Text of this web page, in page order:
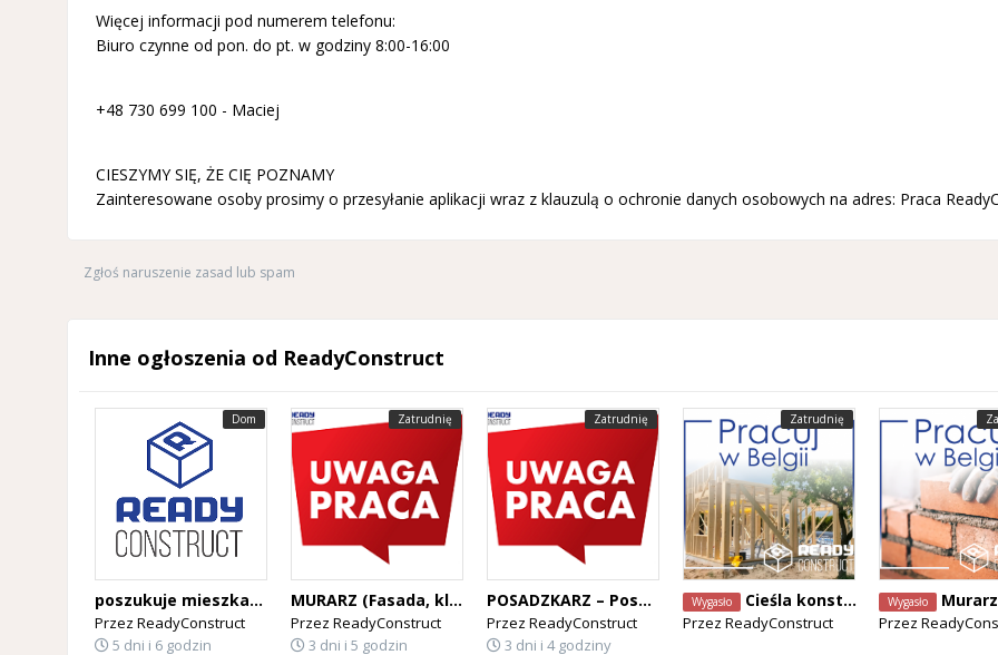
Więcej informacji pod numerem telefonu:
Biuro czynne od pon. do pt. w godziny 8:00-16:00
+48 730 699 100 - Maciej
CIESZYMY SIĘ, ŻE CIĘ POZNAMY
Zainteresowane osoby prosimy o przesyłanie aplikacji wraz z klauzulą o ochronie danych osobowych na adres: Praca
Zgłoś naruszenie zasad lub spam
Inne ogłoszenia od ReadyConstruct
Dom
poszukuje mieszkania dla 4 pracowników
Przez ReadyConstruct
5 dni i 6 godzin
Zatrudnię
MURARZ (Fasada, klinkier) - PRACA W BELGII
Przez ReadyConstruct
3 dni i 5 godzin
Zatrudnię
POSADZKARZ – Posadzki żywiczne, epoksydowe - PRACA W BELGII
Przez ReadyConstruct
3 dni i 4 godziny
Zatrudnię
Wygasło Cieśla konstrukcyjny, Stolarz budowlany - BELGIA
Przez ReadyConstruct
Wygasło Murarz (Fasada,
Przez